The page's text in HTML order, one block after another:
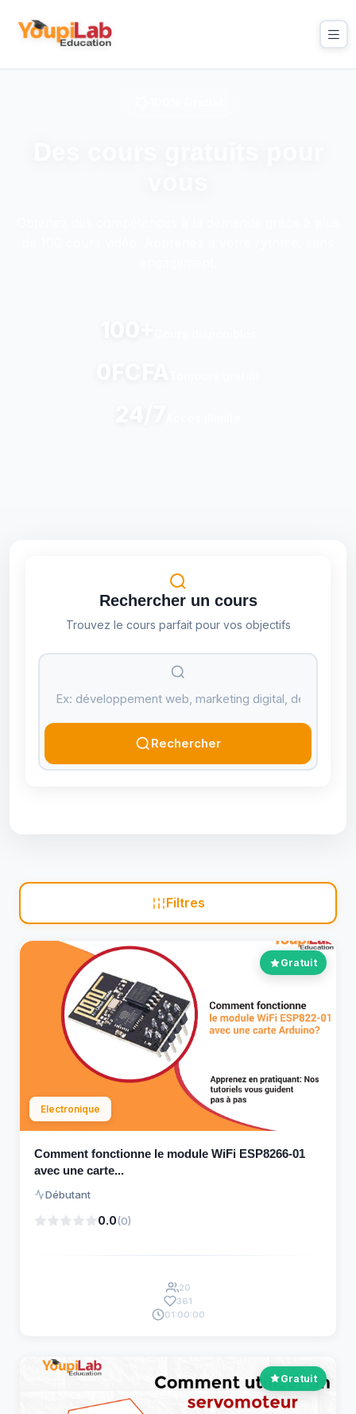
Rechercher un cours
Trouvez le cours parfait pour vos objectifs
Rechercher
Filtres
Gratuit
Electronique
Comment fonctionne le module WiFi ESP8266-01
avec une carte...
Débutant
0.0(0)
20
361
01:00:00
Gratuit